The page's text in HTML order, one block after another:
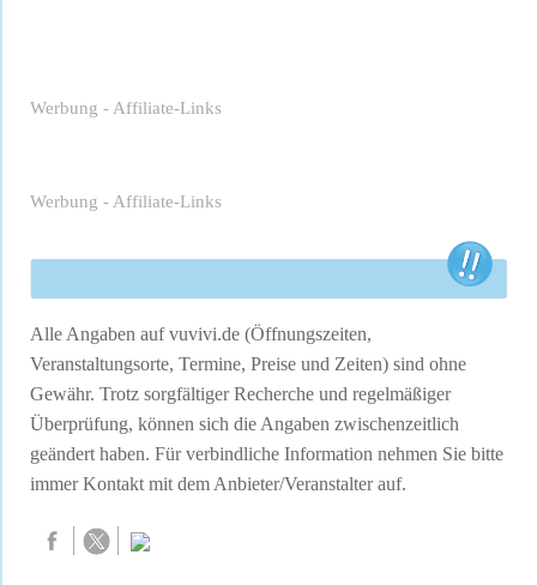
Werbung - Affiliate-Links
Werbung - Affiliate-Links
Alle Angaben auf vuvivi.de (Öffnungszeiten,
Veranstaltungsorte, Termine, Preise und Zeiten) sind ohne
Gewähr. Trotz sorgfältiger Recherche und regelmäßiger
Überprüfung, können sich die Angaben zwischenzeitlich
geändert haben. Für verbindliche Information nehmen Sie bitte
immer Kontakt mit dem Anbieter/Veranstalter auf.